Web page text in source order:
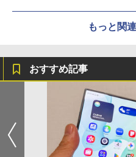
もっと関
おすすめ記事